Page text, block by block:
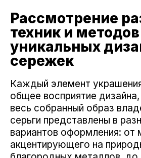
Рассмотрение
техник и
уникальных
сережек
Каждый элемент
общее восприятие
весь собранный образ
серьги представлены в
вариантов оформления: от
акцентирующего на